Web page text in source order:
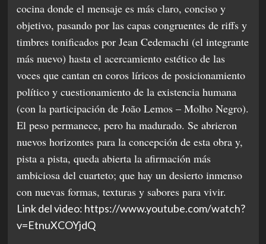
cocina donde el mensaje es más claro, conciso y
objetivo, pasando por las capas congruentes de riffs y
timbres tonificados por Jean Cedemachi (el integrante
más nuevo) hasta el acercamiento estético de las
voces que cantan en coros líricos de posicionamiento
político y cuestionamiento de la existencia humana
(con la participación de João Lemos – Molho Negro).
El peso permanece, pero ha madurado. Se abrieron
nuevos horizontes para la concepción de esta obra y,
pista a pista, queda abierta la afirmación más
ambiciosa del cuarteto; que hay un desierto inmenso
con nuevas formas, texturas y sabores para vivir.
Link del video: https://www.youtube.com/watch?
v=EtnuXCOYjdQ